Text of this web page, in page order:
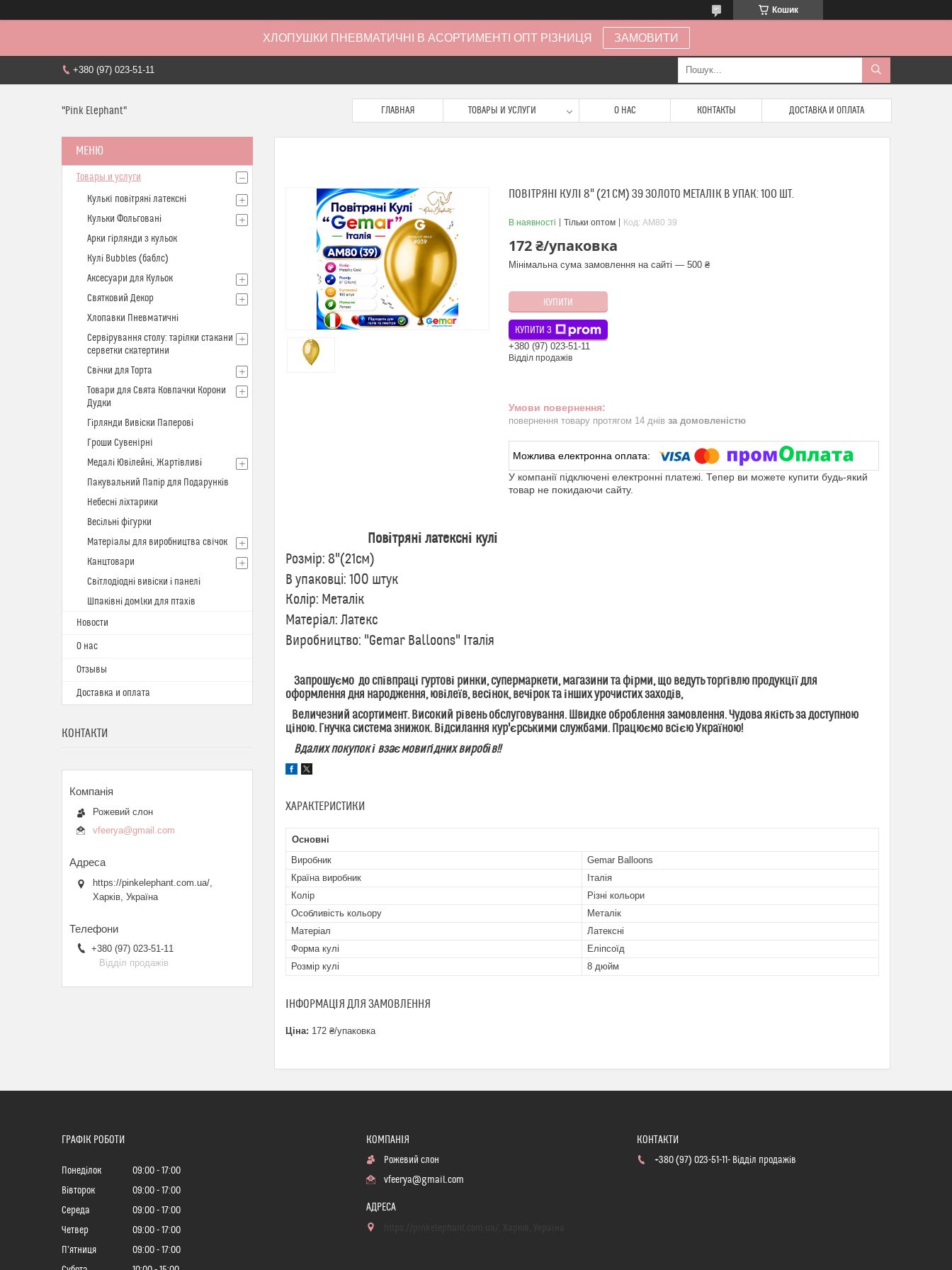
Кошик
ХЛОПУШКИ ПНЕВМАТИЧНІ В АСОРТИМЕНТІ ОПТ РІЗНИЦЯ ЗАМОВИТИ
+380 (97) 023-51-11
"Pink Elephant" ГЛАВНАЯ ТОВАРЫ И УСЛУГИ О НАС КОНТАКТЫ ДОСТАВКА И ОПЛАТА
ПОВІТРЯНІ КУЛІ 8" (21 СМ) 39 ЗОЛОТО МЕТАЛІК В УПАК: 100 ШТ.
В наявності Тільки оптом Код: АМ80 39
172 ₴/упаковка
Мінімальна сума замовлення на сайті — 500 ₴
КУПИТИ
КУПИТИ З
+380 (97) 023-51-11
Відділ продажів
повернення товару протягом 14 днів за домовленістю
У компанії підключені електронні платежі. Тепер ви можете купити будь-який
товар не покидаючи сайту.
Повітряні латексні кулі
Розмір: 8"(21см)
В упаковці: 100 штук
Колір: Металік
Матеріал: Латекс
Виробництво: "Gemar Balloons" Італія
Запрошуємо до співпраці гуртові ринки, супермаркети, магазини та фірми, що ведуть торгівлю продукції для
оформлення дня народження, ювілеїв, весінок, вечірок та інших урочистих заходів,
Величезний асортимент. Високий рівень обслуговування. Швидке оброблення замовлення. Чудова якість за доступною
ціною. Гнучка система знижок. Відсилання кур'єрськими службами. Працюємо всією Україною!
Вдалих покупок і взаємовигідних виробів!!
ХАРАКТЕРИСТИКИ
Основні
Виробник
Gemar Balloons
Країна виробник
Італія
Колір
Різні кольори
Особливість кольору
Металік
Матеріал
Латексні
Форма кулі
Еліпсоїд
Розмір кулі
8 дюйм
ІНФОРМАЦІЯ ДЛЯ ЗАМОВЛЕННЯ
Ціна: 172 ₴/упаковка
Товары и услуги
Кулькi повітряні латексні
Кульки Фольговані
Арки гірлянди з кульок
Кулі Bubbles (баблс)
Аксесуари для Кульок
Святковий Декор
Хлопавки Пневматичні
Сервірування столу: тарілки стакани
серветки скатертини
Свічки для Торта
Товари для Свята Ковпачки Корони
Дудки
Гірлянди Вивіски Паперові
Гроши Сувенiрнi
Медалі Ювілейні, Жартівливі
Пакувальний Папір для Подарунків
Небесні ліхтарики
Весільні фігурки
Матерiалы для виробництва свiчок
Канцтовари
Світлодіодні вивіски і панелі
Шпаківні домlки для птахів
Новости
О нас
Отзывы
Доставка и оплата
КОНТАКТИ
Рожевий слон
vfeerya@gmail.com
https://pinkelephant.com.ua/,
Харків, Україна
+380 (97) 023-51-11
Відділ продажів
ГРАФІК РОБОТИ
Понеділок 09:00
17:00
Вівторок
09:00
17:00
Середа
09:00
17:00
Четвер
09:00
17:00
Пʼятниця
09:00
17:00
Рожевий слон
vfeerya@gmail.com
+380 (97) 023-51-11 Відділ продажів